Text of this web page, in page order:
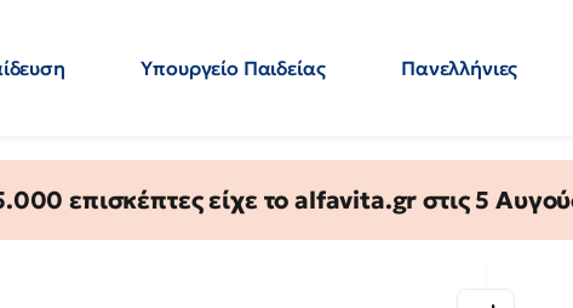
Υπουργείο Παιδείας Πανελλήνιες
επισκέπτες είχε το alfavita.gr στις 5